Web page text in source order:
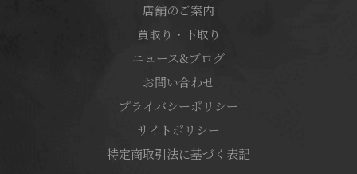
店舗のご案内
買取り・下取り
ニュース&ブログ
お問い合わせ
プライバシーポリシー
サイトポリシー
特定商取引法に基づく表記